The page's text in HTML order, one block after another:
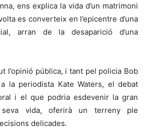
ens explica la vida d’un matrimoni
es converteix en l’epicentre d’una
arran de la desaparició d’una
l’opinió pública, i tant pel policia Bob
la periodista Kate Waters, el debat
i el que podria esdevenir la gran
vida, oferirà un terreny ple
delicades.